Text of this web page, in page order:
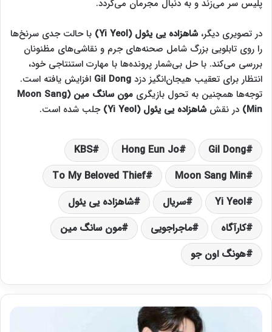
پلیس سر می‌زند و به دنبال مجرمان می‌گردد.
در تصویری دیگر،شاهزاده یی یئول (Yi Yeol)
با حالت جدی سرنخ‌ها
را روی تابلویی بزرگ شامل صحنه‌های جرم و نقاشی‌های مظنونان
بررسی می‌کند. با حل بی‌شمار پرونده‌ها با مهارت استنتاجی خود،
انتظار برای تعقیب هیجان‌انگیز دزد Gil Dong افزایش یافته است.
توجه‌ها همچنین به تحول بازیگری
مون سانگ مین (Moon Sang
Min) در نقششاهزاده یی یئول (Yi Yeol) جلب شده است.
Gil Dong
Hong Eun Jo
KBS
Moon Sang Min
To My Beloved Thief
Yi Yeol
سریال
شاهزاده یی یئول
کارآگاه
ماجراجویی
مون سانگ مین
هونگ اون جو